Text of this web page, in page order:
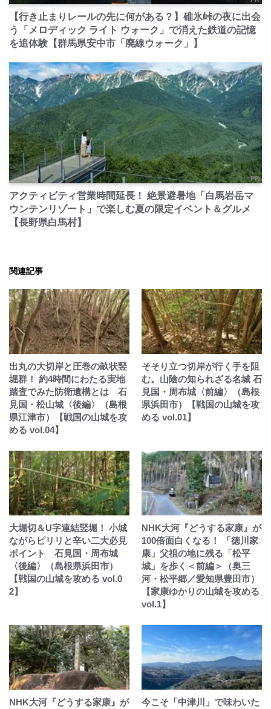
【行き止まりレールの先に何がある？】碓氷峠の夜に出会
う「メロディック ライト ウォーク」で消えた鉄道の記憶
を追体験【群馬県安中市「廃線ウォーク」】
PR
アクティビティ営業時間延長！ 絶景避暑地「白馬岩岳マ
ウンテンリゾート」で楽しむ夏の限定イベント＆グルメ
【長野県白馬村】
関連記事
出丸の大切岸と圧巻の畝状竪
堀群！ 約4時間にわたる実地
踏査でみた防衛遺構とは 石
見国・松山城〈後編〉（島根
県江津市）【戦国の山城を攻
める vol.04】
そそり立つ切岸が行く手を阻
む。山陰の知られざる名城 石
見国・周布城〈前編〉（島根
県浜田市）【戦国の山城を攻
める vol.01】
大堀切＆U字連結竪堀！ 小城
ながらピリリと辛い二大必見
ポイント 石見国・周布城
〈後編〉（島根県浜田市）
【戦国の山城を攻める vol.0
2】
NHK大河『どうする家康』が
100倍面白くなる！ 「徳川家
康」父祖の地に残る「松平
城」を歩く＜前編＞（奥三
河・松平郷／愛知県豊田市）
【家康ゆかりの山城を攻める
vol.1】
NHK大河『どうする家康』が
今こそ「中津川」で味わいた